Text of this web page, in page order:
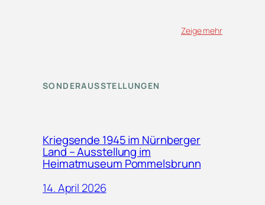
Zeige mehr
SONDERAUSSTELLUNGEN
Kriegsende 1945 im Nürnberger
Land – Ausstellung im
Heimatmuseum Pommelsbrunn
14. April 2026